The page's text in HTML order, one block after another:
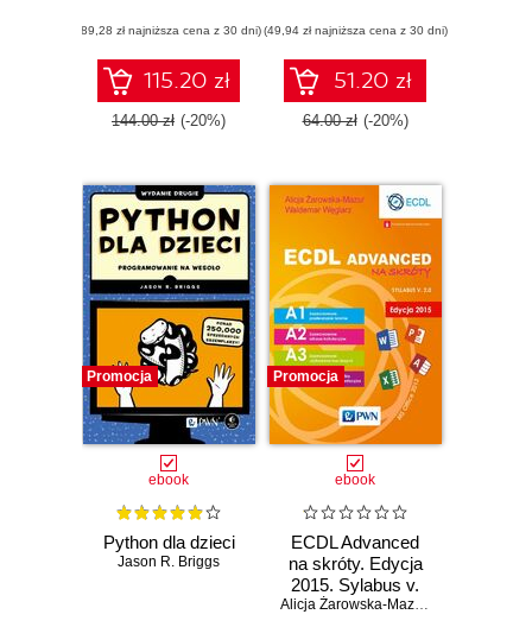
(89,28 zł najniższa cena z 30 dni)
115.20 zł
144.00 zł (-20%)
(49,94 zł najniższa cena z 30 dni)
51.20 zł
64.00 zł (-20%)
Promocja
ebook
Python dla dzieci
Jason R. Briggs
Promocja
ebook
ECDL Advanced
na skróty. Edycja
2015. Sylabus v.
2.0
Alicja Żarowska-Mazur,